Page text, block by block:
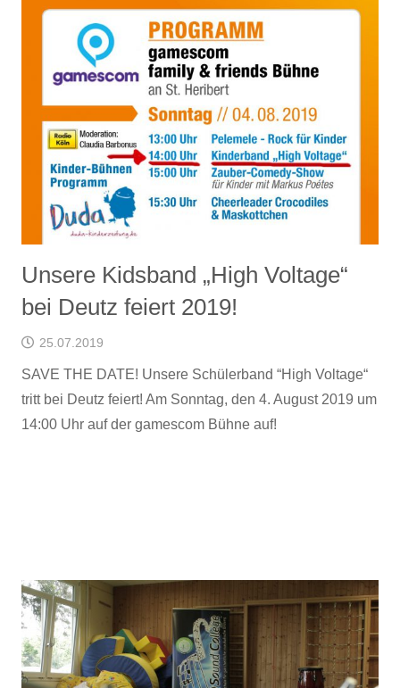
Unsere Kidsband „High Voltage“
bei Deutz feiert 2019!
25.07.2019
SAVE THE DATE! Unsere Schülerband “High Voltage“
tritt bei Deutz feiert! Am Sonntag, den 4. August 2019 um
14:00 Uhr auf der gamescom Bühne auf!